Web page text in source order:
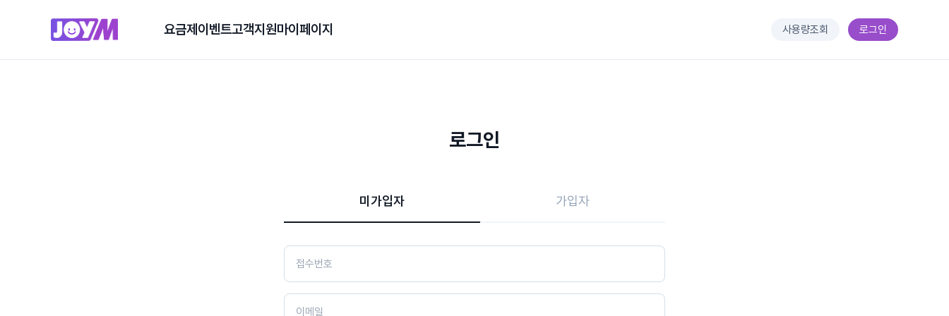
요금제 이벤트고객지원마이페이지 사용량조회 로그인
로그인
미가입자 가입자